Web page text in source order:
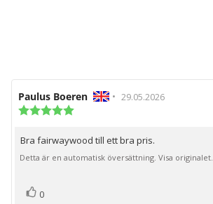
Recensionsförfattare:
Paulus Boeren • Recensionsdatum:
29.05.2026
5
stjärnor
Recensionstext:
Bra fairwaywood till ett bra pris.
Detta är en automatisk översättning. Visa originalet.
Rösta
0